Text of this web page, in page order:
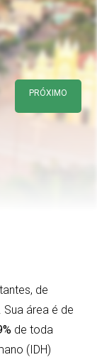
PRÓXIMO
de
área é de
de toda
(IDH)